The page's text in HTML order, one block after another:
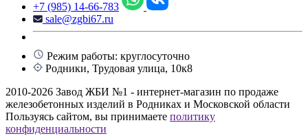
+7 (985) 14-66-783
sale@zgbi67.ru
Режим работы: круглосуточно
Родники, Трудовая улица, 10к8
2010-2026 Завод ЖБИ №1 - интернет-магазин по продаже
железобетонных изделий в Родниках и Московской области
Пользуясь сайтом, вы принимаете политику
конфиденциальности